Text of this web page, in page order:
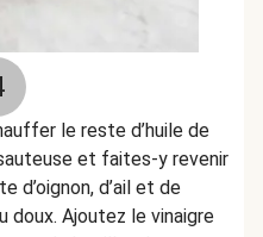
le reste d’huile de
et faites-y revenir
d’oignon, d’ail et de
doux. Ajoutez le vinaigre